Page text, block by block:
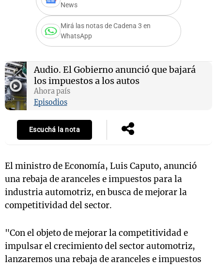
News
Mirá las notas de Cadena 3 en
WhatsApp
Audio. El Gobierno anunció que bajará
los impuestos a los autos
Ahora país
Episodios
Escuchá la nota
El ministro de Economía, Luis Caputo, anunció
una rebaja de aranceles e impuestos para la
industria automotriz, en busca de mejorar la
competitividad del sector.
"Con el objeto de mejorar la competitividad e
impulsar el crecimiento del sector automotriz,
lanzaremos una rebaja de aranceles e impuestos